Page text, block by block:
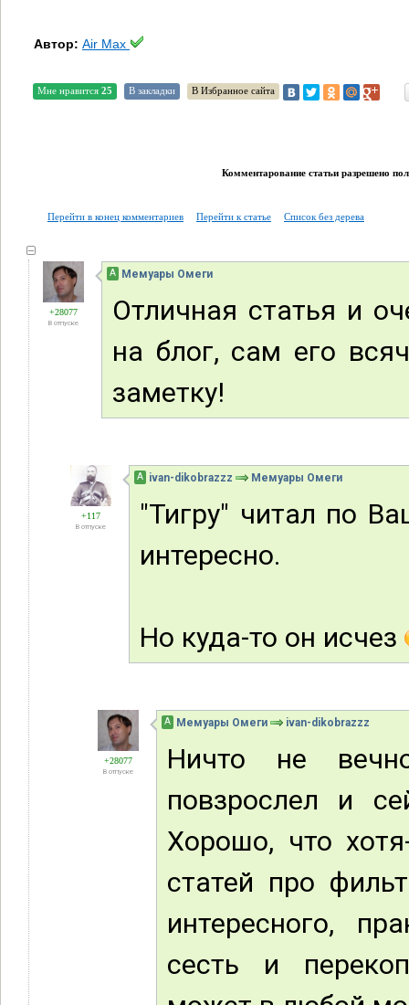
Автор: Air Max
Мне нравится 25 В закладки В Избранное сайта
Комментарование статьи разрешено
Перейти в конец комментариев Перейти к статье Список без дерева
+28077
В отпуске
А Мемуары Омеги
Отличная статья и
на блог, сам его
заметку!
+117
В отпуске
А ivan-dikobrazzz Мемуары Омеги
"Тигру" читал по
интересно.
Но куда-то он исчез
+28077
В отпуске
А Мемуары Омеги ivan-dikobrazzz
Ничто не
повзрослел и
Хорошо, что
статей про
интересного,
сесть и